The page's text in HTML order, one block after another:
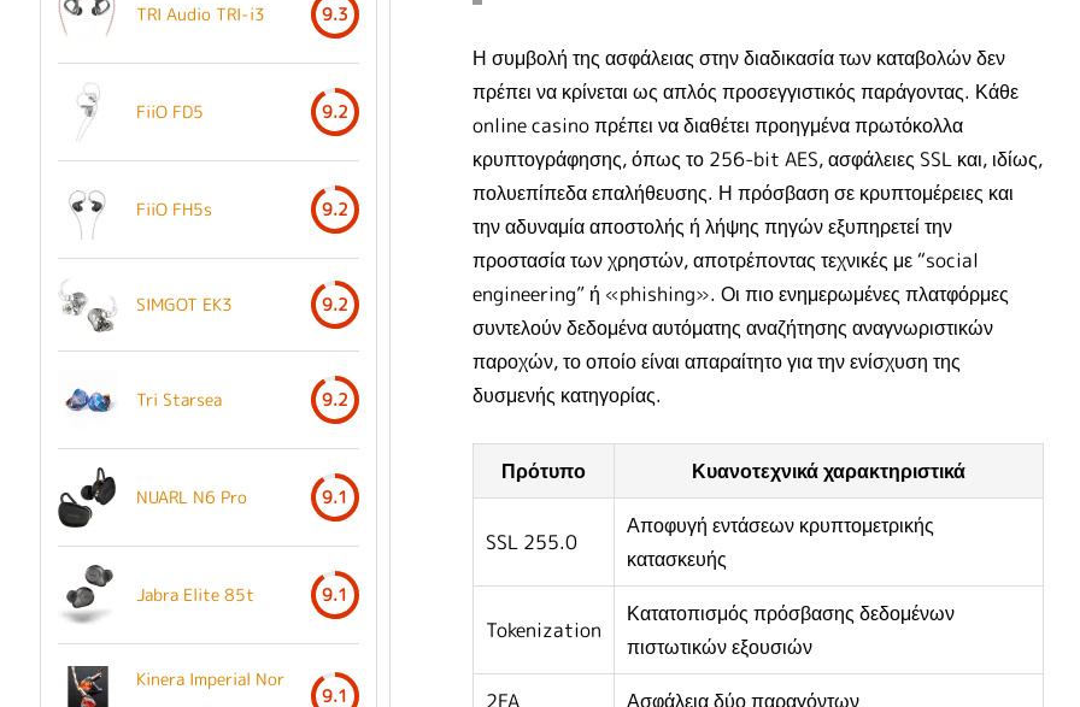
Η συμβολή της ασφάλειας στην διαδικασία των καταβολών δεν
πρέπει να κρίνεται ως απλός προσεγγιστικός παράγοντας. Κάθε
online casino πρέπει να διαθέτει προηγμένα πρωτόκολλα
κρυπτογράφησης, όπως το 256-bit AES, ασφάλειες SSL και, ιδίως,
πολυεπίπεδα επαλήθευσης. Η πρόσβαση σε κρυπτομέρειες και
την αδυναμία αποστολής ή λήψης πηγών εξυπηρετεί την
προστασία των χρηστών, αποτρέποντας τεχνικές με “social
engineering” ή «phishing». Οι πιο ενημερωμένες πλατφόρμες
συντελούν δεδομένα αυτόματης αναζήτησης αναγνωριστικών
παροχών, το οποίο είναι απαραίτητο για την ενίσχυση της
δυσμενής κατηγορίας.
Πρότυπο Κυανοτεχνικά χαρακτηριστικά
SSL 255.0
Αποφυγή εντάσεων κρυπτομετρικής
κατασκευής
Tokenization
Κατατοπισμός πρόσβασης δεδομένων
πιστωτικών εξουσιών
2FA Ασφάλεια δύο παραγόντων
TRI Audio TRI-i3 9.3
FiiO FD5 9.2
FiiO FH5s 9.2
SIMGOT EK3 9.2
Tri Starsea 9.2
NUARL N6 Pro 9.1
Jabra Elite 85t 9.1
Kinera Imperial Nor
9.1